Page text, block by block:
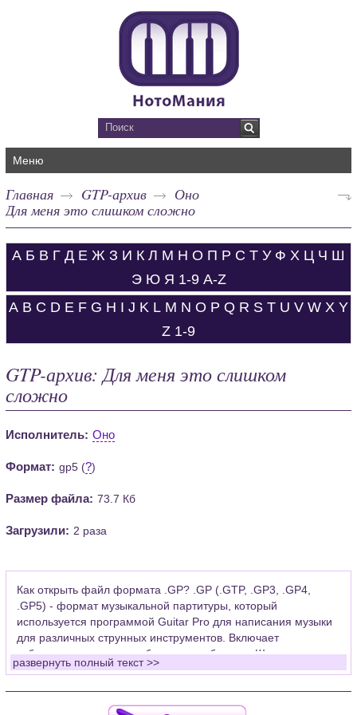
Меню
Главная GTP-архив
Оно
Для меня это слишком сложно
А Б В Г Д Е Ж З И К Л М Н О П Р С Т У Ф Х Ц Ч Ш
Э Ю Я 1-9 A-Z
A B C D E F G H I J K L M N O P Q R S T U V W X Y
Z 1-9
GTP-архив: Для меня это слишком
сложно
Исполнитель: Оно
Формат: gp5 (?)
Размер файла: 73.7 Кб
Загрузили: 2 раза
Как открыть файл формата .GP? .GP (.GTP, .GP3, .GP4,
.GP5) - формат музыкальной партитуры, который
используется программой Guitar Pro для написания музыки
для различных струнных инструментов. Включает
табулатуры для гитары, бас-гитары, банджо. Широко
применяется для создания партитур, которые затем
развернуть полный текст >>